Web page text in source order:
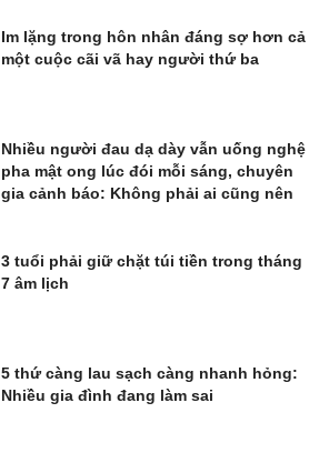
Im lặng trong hôn nhân đáng sợ hơn cả
một cuộc cãi vã hay người thứ ba
Nhiều người đau dạ dày vẫn uống nghệ
pha mật ong lúc đói mỗi sáng, chuyên
gia cảnh báo: Không phải ai cũng nên
3 tuổi phải giữ chặt túi tiền trong tháng
7 âm lịch
5 thứ càng lau sạch càng nhanh hỏng:
Nhiều gia đình đang làm sai